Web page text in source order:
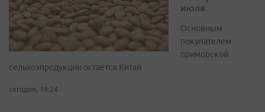
июля
Основным
покупателем
приморской
сельхозпродукции остается Китай
сегодня, 19:24